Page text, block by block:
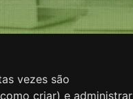
vezes são
criar) e administrar